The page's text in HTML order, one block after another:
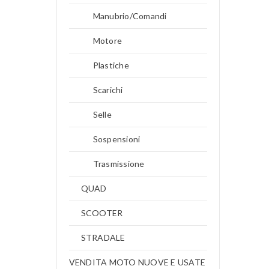
Manubrio/Comandi
Motore
Plastiche
Scarichi
Selle
Sospensioni
Trasmissione
QUAD
SCOOTER
STRADALE
VENDITA MOTO NUOVE E USATE